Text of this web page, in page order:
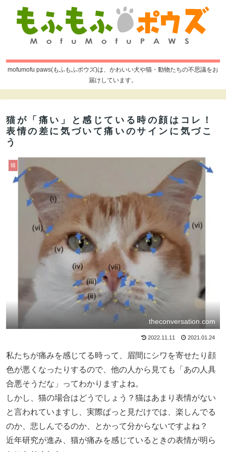
mofumofu paws(もふもふポウズ)は、かわいい犬や猫・動物たちの不思議をお
届けしています。
猫が「痛い」と感じている時の顔はコレ！
表情の差に気づいて痛いのサインに気づこ
う
猫
theconversation.com
2022.11.11 2021.01.24
私たちが痛みを感じてる時って、眉間にシワを寄せたり顔
色が悪くなったりするので、他の人から見ても「あの人具
合悪そうだな」ってわかりますよね。
しかし、猫の場合はどうでしょう？猫はあまり表情がない
と言われていますし、実際ぱっと見だけでは、楽しんでる
のか、悲しんでるのか、とかって分からないですよね？
近年研究が進み、猫が痛みを感じているときの表情が明ら